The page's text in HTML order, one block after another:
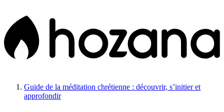
Guide de la méditation chrétienne : découvrir, s’initier et
approfondir